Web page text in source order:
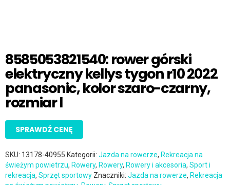
8585053821540: rower górski
elektryczny kellys tygon r10 2022
panasonic, kolor szaro-czarny,
rozmiar l
SPRAWDŹ CENĘ
SKU: 13178-40955 Kategorii: Jazda na rowerze, Rekreacja na
świeżym powietrzu, Rowery, Rowery, Rowery i akcesoria, Sport i
rekreacja, Sprzęt sportowy Znaczniki: Jazda na rowerze, Rekreacja